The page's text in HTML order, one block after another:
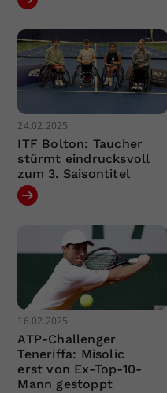
24.02.2025
ITF Bolton: Taucher
stürmt eindrucksvoll
zum 3. Saisontitel
16.02.2025
ATP-Challenger
Teneriffa: Misolic
erst von Ex-Top-10-
Mann gestoppt